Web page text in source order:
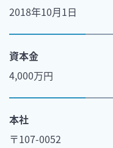
2018年10月1日
資本金
4,000万円
本社
〒107-0052